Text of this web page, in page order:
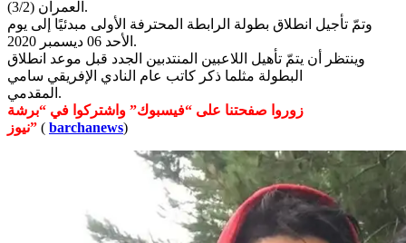
العمران (3/2).
وتمّ تأجيل انطلاق بطولة الرابطة المحترفة الأولى مبدئيًا إلى يوم
الأحد 06 ديسمبر 2020.
وينتظر أن يتمّ تأهيل اللاعبين المنتدبين الجدد قبل موعد انطلاق
البطولة مثلما ذكر كاتب عام النادي الإفريقي سامي
المقدمي.
زوروا صفحتنا على “فيسبوك” واشتركوا في “برشة
نيوز” ( barchanews)